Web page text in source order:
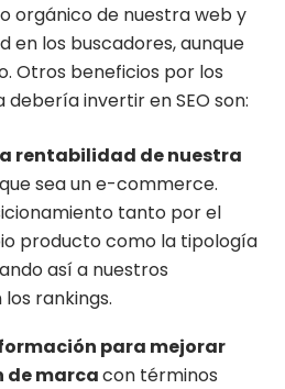
orgánico de nuestra web y
en los buscadores, aunque
Otros beneficios por los
invertir en SEO son:
rentabilidad de nuestra
sea un e-commerce.
tanto por el
producto como la tipología
así a nuestros
rankings.
para mejorar
de marcacon términos